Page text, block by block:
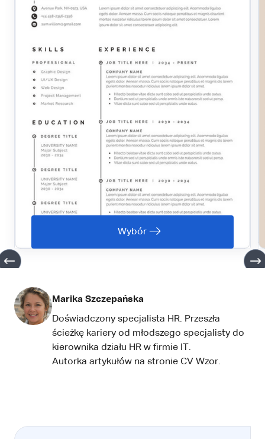
Wybór
Marika Szczepańska
Doświadczony specjalista HR. Przeszła
ścieżkę kariery od młodszego specjalisty do
kierownika działu HR w firmie IT.
Autorka artykułów na stronie CV Wzor.